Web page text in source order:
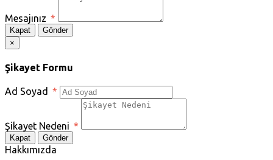
Mesajınız *
Kapat
Gönder
×
Şikayet Formu
Ad Soyad *
Şikayet Nedeni *
Kapat Gönder
Hakkımızda